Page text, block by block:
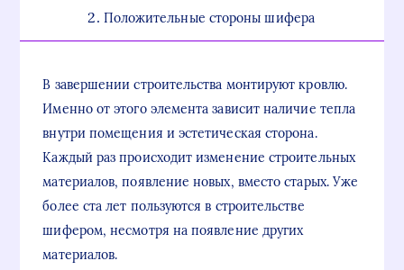
Положительные стороны шифера
В завершении строительства монтируют кровлю.
Именно от этого элемента зависит наличие тепла
внутри помещения и эстетическая сторона.
Каждый раз происходит изменение строительных
материалов, появление новых, вместо старых. Уже
более ста лет пользуются в строительстве
шифером, несмотря на появление других
материалов.